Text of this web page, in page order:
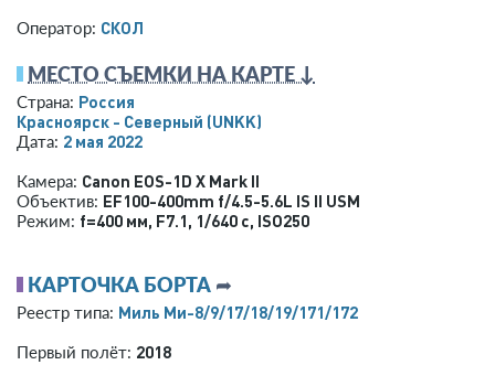
Оператор: СКОЛ
МЕСТО СЪЕМКИ НА КАРТЕ ↓
Страна: Россия
Красноярск - Северный (UNKK)
Дата: 2 мая 2022
Камера: Canon EOS-1D X Mark II
Объектив: EF100-400mm f/4.5-5.6L IS II USM
Режим: f=400 мм, F7.1, 1/640 с, ISO250
КАРТОЧКА БОРТА ➦
Реестр типа: Миль Ми-8/9/17/18/19/171/172
Первый полёт: 2018